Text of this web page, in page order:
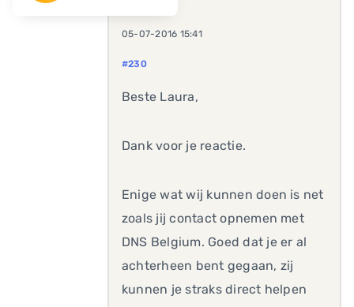
05-07-2016 15:41
#230
Beste Laura,
Dank voor je reactie.
Enige wat wij kunnen doen is net
zoals jij contact opnemen met
DNS Belgium. Goed dat je er al
achterheen bent gegaan, zij
kunnen je straks direct helpen